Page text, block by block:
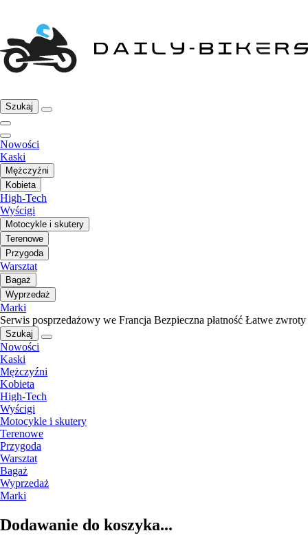
Szukaj
Nowości
Kaski
Mężczyźni
Kobieta
High-Tech
Wyścigi
Motocykle i skutery
Terenowe
Przygoda
Warsztat
Bagaż
Wyprzedaż
Marki
Serwis posprzedażowy we Francja Bezpieczna płatność Łatwe zwroty
Szukaj
Nowości
Kaski
Mężczyźni
Kobieta
High-Tech
Wyścigi
Motocykle i skutery
Terenowe
Przygoda
Warsztat
Bagaż
Wyprzedaż
Marki
Dodawanie do koszyka...